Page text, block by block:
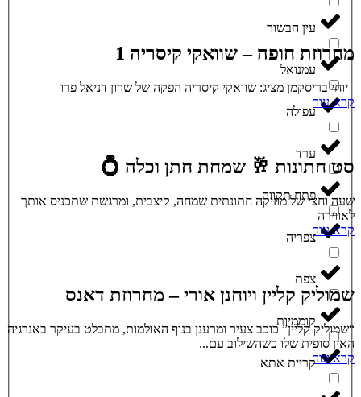
עין הבשור
עמנואל
עפולה
ערד
פתח תקווה
צפריה
צפת
קוממיות
קריית אתא
מחרוזת חופה – שוואקי קיסריה 1
יוחי בריסקמן מציג: שוואקי קיסריה הפקה של שרון דניאל פרו
קרא עוד
סט חתונות 🥂 שמחת חתן וכלה 💍
שעה וחצי של מוזיקה חתונתית שמחה, קיצבית, ומרגשת שתכניס אותך
לאווירה
קרא עוד
שמוליק קליין ויוחנן אורי – מחרוזת דאנס
“שמוליק קליין” כוכב צעיר ומרענן בנוף האולמות, מתבלט בעיקר באנרגיה
האין סופית שלו כשהשילוב עם...
קרא עוד